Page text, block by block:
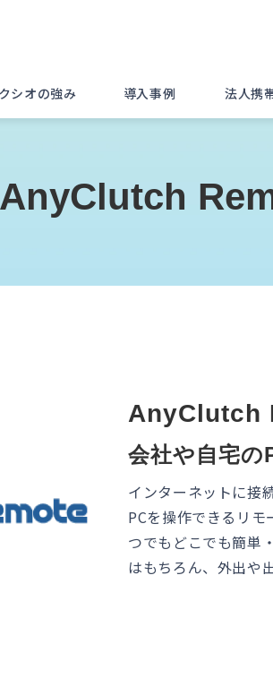
シオの強み 導入事例 法人携
AnyClutch
AnyClutch
会社や自宅の
インターネットに接
PCを操作できるリ
つでもどこでも簡単
はもちろん、外出や